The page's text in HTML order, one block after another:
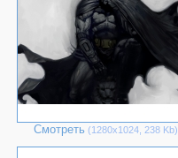
Смотреть (1280х1024, 238 Kb)